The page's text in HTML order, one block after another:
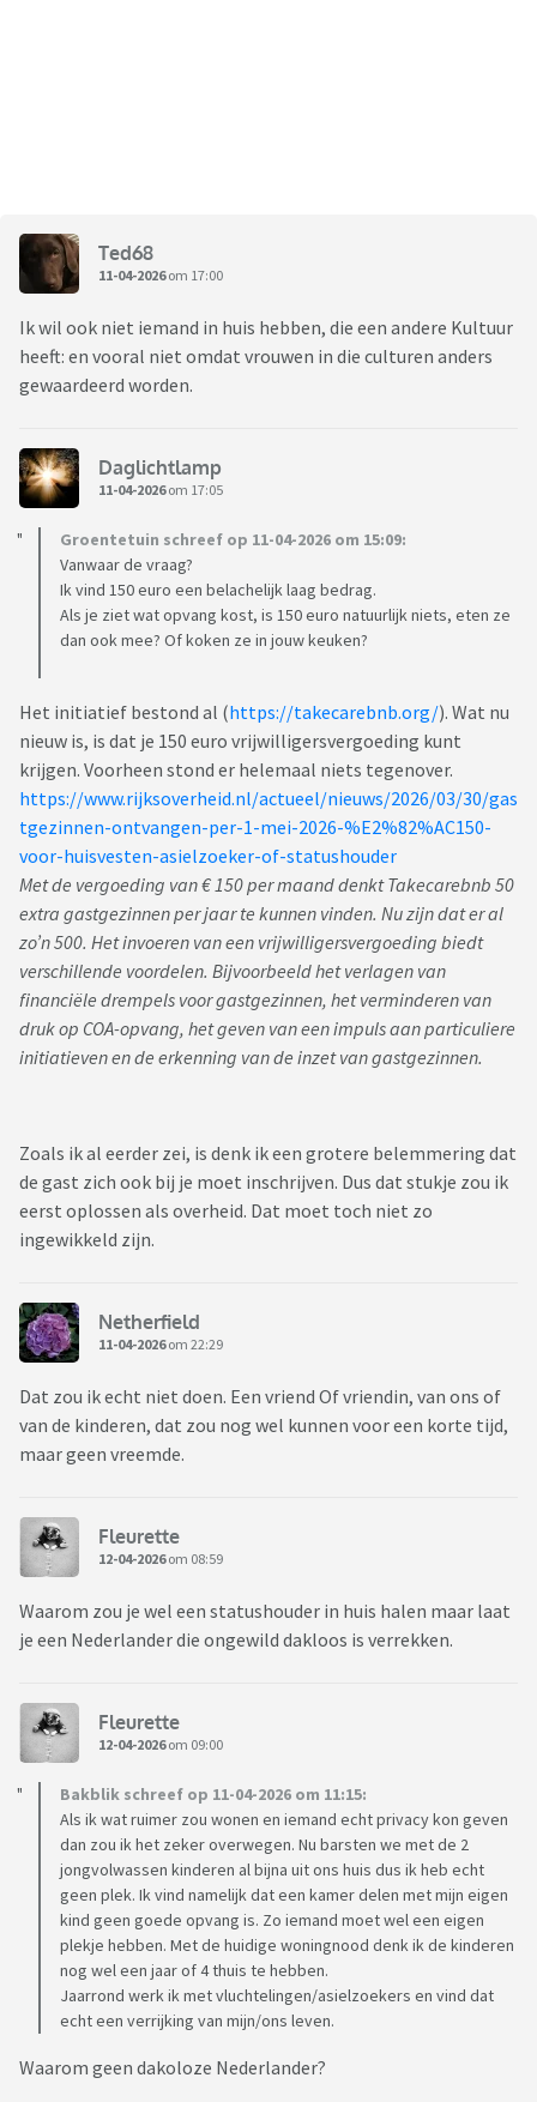
Ted68
11-04-2026om 17:00
Ik wil ook niet iemand in huis hebben, die een andere Kultuur
heeft: en vooral niet omdat vrouwen in die culturen anders
gewaardeerd worden.
Daglichtlamp
11-04-2026om 17:05
Groentetuin schreef op 11-04-2026 om 15:09:
Vanwaar de vraag?
Ik vind 150 euro een belachelijk laag bedrag.
Als je ziet wat opvang kost, is 150 euro natuurlijk niets, eten ze
dan ook mee? Of koken ze in jouw keuken?
Het initiatief bestond al (https://takecarebnb.org/). Wat nu
nieuw is, is dat je 150 euro vrijwilligersvergoeding kunt
krijgen. Voorheen stond er helemaal niets tegenover.
https://www.rijksoverheid.nl/actueel/nieuws/2026/03/30/gas
tgezinnen-ontvangen-per-1-mei-2026-%E2%82%AC150-
voor-huisvesten-asielzoeker-of-statushouder
Met de vergoeding van € 150 per maand denkt Takecarebnb 50
extra gastgezinnen per jaar te kunnen vinden. Nu zijn dat er al
zo’n 500. Het invoeren van een vrijwilligersvergoeding biedt
verschillende voordelen. Bijvoorbeeld het verlagen van
financiële drempels voor gastgezinnen, het verminderen van
druk op COA-opvang, het geven van een impuls aan particuliere
initiatieven en de erkenning van de inzet van gastgezinnen.
Zoals ik al eerder zei, is denk ik een grotere belemmering dat
de gast zich ook bij je moet inschrijven. Dus dat stukje zou ik
eerst oplossen als overheid. Dat moet toch niet zo
ingewikkeld zijn.
Netherfield
11-04-2026om 22:29
Dat zou ik echt niet doen. Een vriend Of vriendin, van ons of
van de kinderen, dat zou nog wel kunnen voor een korte tijd,
maar geen vreemde.
Fleurette
12-04-2026om 08:59
Waarom zou je wel een statushouder in huis halen maar laat
je een Nederlander die ongewild dakloos is verrekken.
Fleurette
12-04-2026om 09:00
Bakblik schreef op 11-04-2026 om 11:15:
Als ik wat ruimer zou wonen en iemand echt privacy kon geven
dan zou ik het zeker overwegen. Nu barsten we met de 2
jongvolwassen kinderen al bijna uit ons huis dus ik heb echt
geen plek. Ik vind namelijk dat een kamer delen met mijn eigen
kind geen goede opvang is. Zo iemand moet wel een eigen
plekje hebben. Met de huidige woningnood denk ik de kinderen
nog wel een jaar of 4 thuis te hebben.
Jaarrond werk ik met vluchtelingen/asielzoekers en vind dat
echt een verrijking van mijn/ons leven.
Waarom geen dakoloze Nederlander?